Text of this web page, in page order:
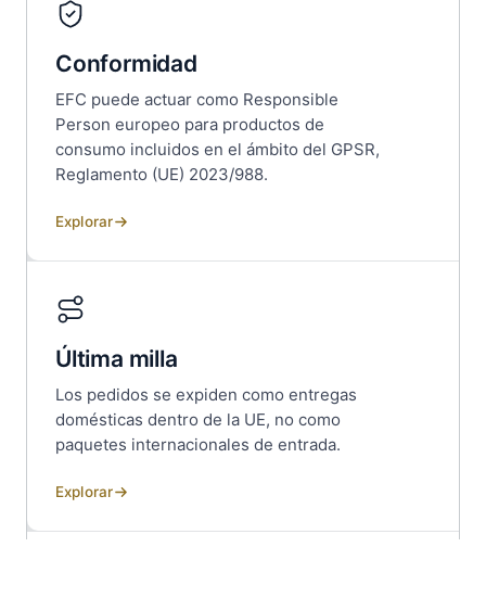
Conformidad
EFC puede actuar como Responsible
Person europeo para productos de
consumo incluidos en el ámbito del GPSR,
Reglamento (UE) 2023/988.
Explorar
Última milla
Los pedidos se expiden como entregas
domésticas dentro de la UE, no como
paquetes internacionales de entrada.
Explorar